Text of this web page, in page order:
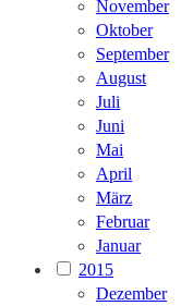
November
Oktober
September
August
Juli
Juni
Mai
April
März
Februar
Januar
2015
Dezember